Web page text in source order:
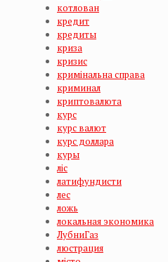
котлован
кредит
кредиты
криза
кризис
кримінальна справа
криминал
криптовалюта
курс
курс валют
курс доллара
куры
ліс
латифундисти
лес
ложь
локальная экономика
ЛубниГаз
люстрация